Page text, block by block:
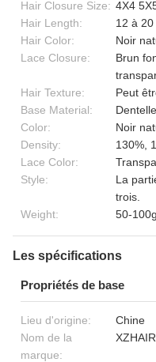
Hair Closure Size: 4X4
Hair Length:
12 à
Hair Color:
Noir
Lace Closure:
Brun
Hair Texture:
Peut
Base Material:
Color:
Noir
Density:
130%,
Lace Color:
Style:
La
trois.
Weight:
50-100g
Les spécifications
Propriétés de base
Lieu d'origine:
Chine
Nom de la
marque:
XZHAIR